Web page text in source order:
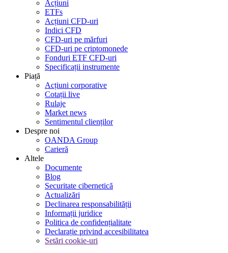
Acțiuni
ETFs
Acțiuni CFD-uri
Indici CFD
CFD-uri pe mărfuri
CFD-uri pe criptomonede
Fonduri ETF CFD-uri
Specificații instrumente
Piață
Acțiuni corporative
Cotații live
Rulaje
Market news
Sentimentul clienților
Despre noi
OANDA Group
Carieră
Altele
Documente
Blog
Securitate cibernetică
Actualizări
Declinarea responsabilității
Informații juridice
Politica de confidențialitate
Declarație privind accesibilitatea
Setări cookie-uri